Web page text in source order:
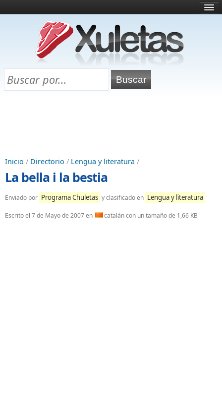
¿Qué es esto?
Directorio
Chuletas para exámenes
Inicio / Directorio / Lengua y literatura /
La bella i la bestia
Enviado por Programa Chuletas y clasificado en Lengua y literatura
Escrito el 7 de Mayo de 2007en catalán con un tamaño de 1,66 KB